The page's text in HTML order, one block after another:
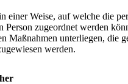
einer Weise, auf welche die
zugeordnet werden
Maßnahmen unterliegen, die
werden.